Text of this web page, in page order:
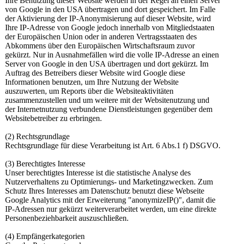
von Google in den USA übertragen und dort gespeichert. Im Falle
der Aktivierung der IP-Anonymisierung auf dieser Website, wird
Ihre IP-Adresse von Google jedoch innerhalb von Mitgliedstaaten
der Europäischen Union oder in anderen Vertragsstaaten des
Abkommens über den Europäischen Wirtschaftsraum zuvor
gekürzt. Nur in Ausnahmefällen wird die volle IP-Adresse an einen
Server von Google in den USA übertragen und dort gekürzt. Im
Auftrag des Betreibers dieser Website wird Google diese
Informationen benutzen, um Ihre Nutzung der Website
auszuwerten, um Reports über die Websiteaktivitäten
zusammenzustellen und um weitere mit der Websitenutzung und
der Internetnutzung verbundene Dienstleistungen gegenüber dem
Websitebetreiber zu erbringen.
(2) Rechtsgrundlage
Rechtsgrundlage für diese Verarbeitung ist Art. 6 Abs.1 f) DSGVO.
(3) Berechtigtes Interesse
Unser berechtigtes Interesse ist die statistische Analyse des
Nutzerverhaltens zu Optimierungs- und Marketingzwecken. Zum
Schutz Ihres Interesses am Datenschutz benutzt diese Webseite
Google Analytics mit der Erweiterung "anonymizeIP()", damit die
IP-Adressen nur gekürzt weiterverarbeitet werden, um eine direkte
Personenbeziehbarkeit auszuschließen.
(4) Empfängerkategorien